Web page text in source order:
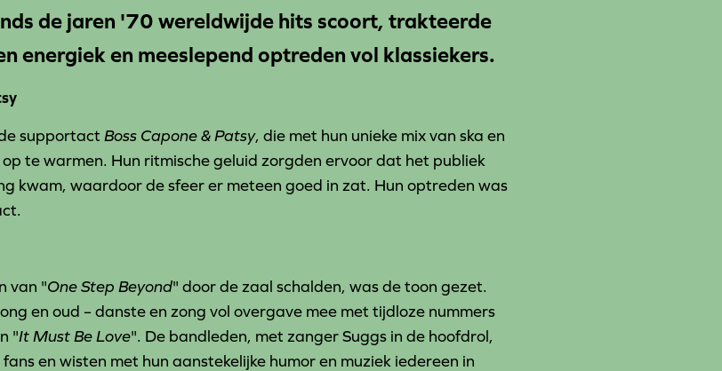
de jaren '70 wereldwijde hits scoort, trakteerde
energiek en meeslepend optreden vol klassiekers.
supportact Boss Capone & Patsy, die met hun unieke mix van ska en
te warmen. Hun ritmische geluid zorgden ervoor dat het publiek
kwam, waardoor de sfeer er meteen goed in zat. Hun optreden was
van "One Step Beyond" door de zaal schalden, was de toon gezet.
en oud – danste en zong vol overgave mee met tijdloze nummers
"It Must Be Love". De bandleden, met zanger Suggs in de hoofdrol,
en wisten met hun aanstekelijke humor en muziek iedereen in